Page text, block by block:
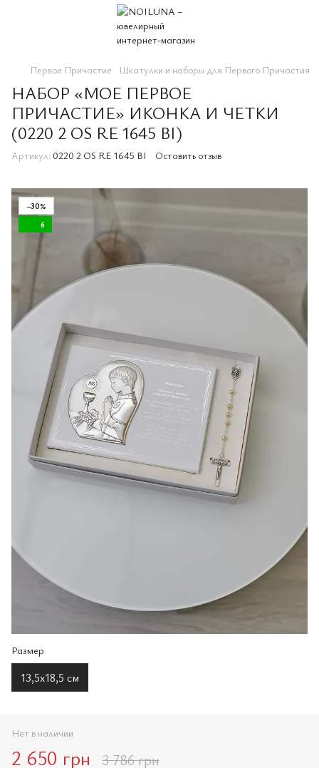
Первое Причастие Шкатулки и наборы для Первого Причастия
НАБОР «МОЕ ПЕРВОЕ
ПРИЧАСТИЕ» ИКОНКА И ЧЕТКИ
(0220 2 OS RE 1645 BI)
Артикул: 0220 2 OS RE 1645 BI Оставить отзыв
−30%
6
Размер
13,5х18,5 см
Нет в наличии
2 650 грн 3 786 грн